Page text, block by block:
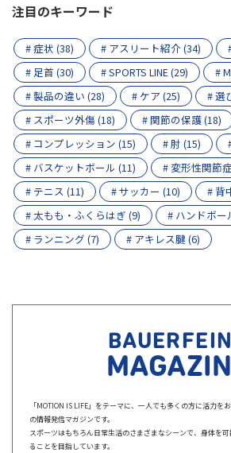
注目のキーワード
# 症状 (38) # アスリート紹介 (34)
# 足首 (30)
# SPORTS LINE (29)
#
# 製品の違い (28)
# ケア (25)
# 選
# スポーツ外傷 (18)
# 関節の保護 (18)
# コンプレッション (15)
# 肘 (15)
# バスケットボール (11)
# 変形性関節
# テニス (11)
# サッカー (10)
# 背
# 太もも・ふくらはぎ (9)
# ハンドボー
# ランニング (7)
# アキレス腱 (6)
「MOTION IS LIFE」をテーマに、一人でも多くの方に活力を
の情報発信マガジンです。
スポーツはもちろん日常生活のさまざまなシーンで、身体を
ることを目指しています。